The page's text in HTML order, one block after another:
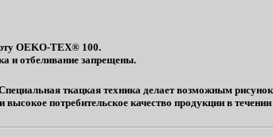
OEKO-TEX® 100.
и отбеливание запрещены.
ткацкая техника делает возможным рисунок
потребительское качество продукции в